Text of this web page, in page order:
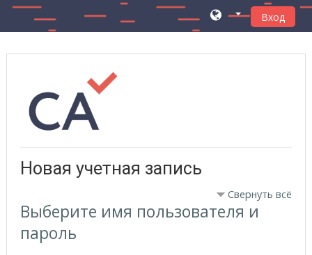
Перейти к основному содержанию
Вход
Новая учетная запись
Свернуть всё
Выберите имя пользователя и
пароль